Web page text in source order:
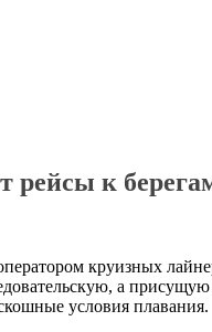
рейсы к
круизных
а
условия плавания.